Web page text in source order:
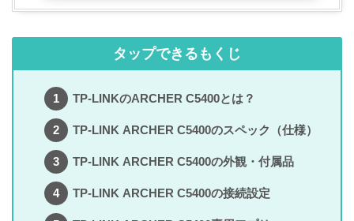
タップできるもくじ
TP-LINKのARCHER C5400とは？
TP-LINK ARCHER C5400のスペック（仕様）
TP-LINK ARCHER C5400の外観・付属品
TP-LINK ARCHER C5400の接続設定